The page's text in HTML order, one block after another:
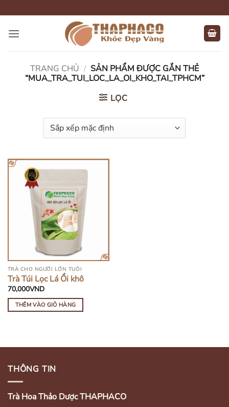
qua
nội
TRANG CHỦ / SẢN PHẨM ĐƯỢC GẮN THẺ
“MUA_TRA_TUI_LOC_LA_OI_KHO_TAI_TPHCM”
LỌC
TRÀ CHO NGƯỜI LỚN TUỔI
Trà Túi Lọc Lá Ổi khô
70,000VND
THÊM VÀO GIỎ HÀNG
THÔNG TIN
Trà Hoa Thảo Dược THAPHACO